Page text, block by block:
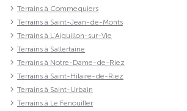
Terrains à Commequiers
Terrains à Saint-Jean-de-Monts
Terrains à L'Aiguillon-sur-Vie
Terrains à Sallertaine
Terrains à Notre-Dame-de-Riez
Terrains à Saint-Hilaire-de-Riez
Terrains à Saint-Urbain
Terrains à Le Fenouiller